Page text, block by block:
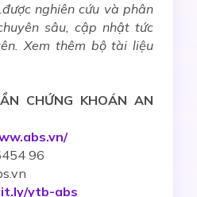
nghiên cứu và phân
sâu, cập nhật tức
Xem thêm bộ tài liệu
CHỨNG KHOÁN AN
96
ytb-abs